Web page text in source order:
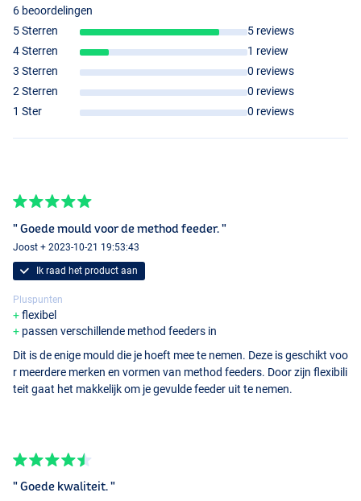
6 beoordelingen
5 Sterren
5 reviews
4 Sterren
1 review
3 Sterren
0 reviews
2 Sterren
0 reviews
1 Ster
0 reviews
" Goede mould voor de method feeder. "
Joost + 2023-10-21 19:53:43
Ik raad het product aan
Pluspunten
flexibel
passen verschillende method feeders in
Dit is de enige mould die je hoeft mee te nemen. Deze is geschikt voo
r meerdere merken en vormen van method feeders. Door zijn flexibili
teit gaat het makkelijk om je gevulde feeder uit te nemen.
" Goede kwaliteit. "